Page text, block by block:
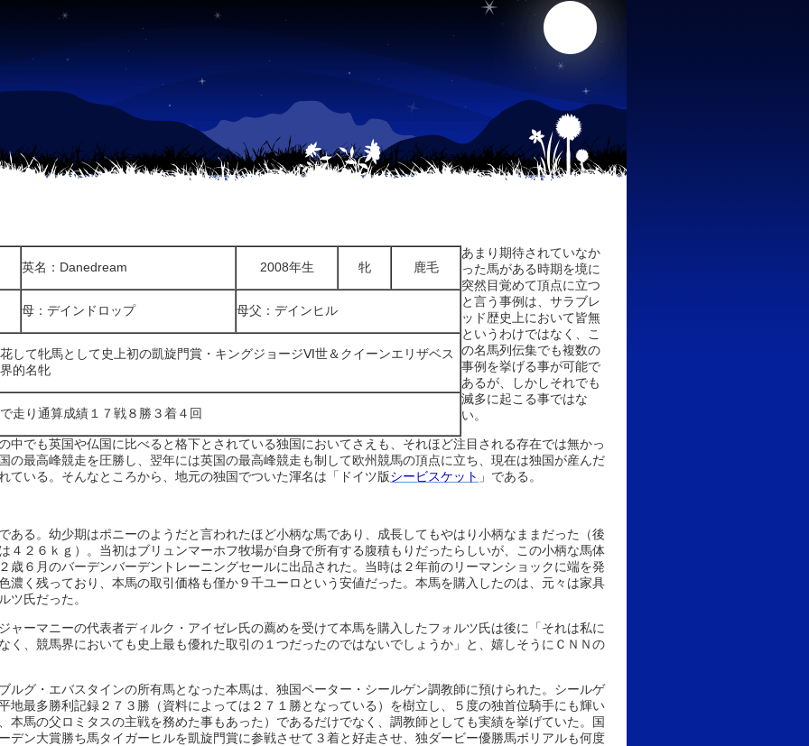
英名：Danedream 2008年生 牝 鹿毛
母：デインドロップ 母父：デインヒル
して牝馬として史上初の凱旋門賞・キングジョージⅥ世＆クイーンエリザベス
的名牝
走り通算成績１７戦８勝３着４回
あまり期待されていなか
った馬がある時期を境に
突然目覚めて頂点に立つ
と言う事例は、サラブレ
ッド歴史上において皆無
というわけではなく、こ
の名馬列伝集でも複数の
事例を挙げる事が可能で
あるが、しかしそれでも
滅多に起こる事ではな
い。
中でも英国や仏国に比べると格下とされている独国においてさえも、それほど注目される存在では無かっ
の最高峰競走を圧勝し、翌年には英国の最高峰競走も制して欧州競馬の頂点に立ち、現在は独国が産んだ
ている。そんなところから、地元の独国でついた渾名は「ドイツ版シービスケット 」である。
ある。幼少期はポニーのようだと言われたほど小柄な馬であり、成長してもやはり小柄なままだった（後
４２６ｋｇ）。当初はブリュンマーホフ牧場が自身で所有する腹積もりだったらしいが、この小柄な馬体
歳６月のバーデンバーデントレーニングセールに出品された。当時は２年前のリーマンショックに端を発
濃く残っており、本馬の取引価格も僅か９千ユーロという安値だった。本馬を購入したのは、元々は家具
ツ氏だった。
ャーマニーの代表者ディルク・アイゼレ氏の薦めを受けて本馬を購入したフォルツ氏は後に「それは私に
く、競馬界においても史上最も優れた取引の１つだったのではないでしょうか」と、嬉しそうにＣＮＮの
ルグ・エバスタインの所有馬となった本馬は、独国ペーター・シールゲン調教師に預けられた。シールゲ
地最多勝利記録２７３勝（資料によっては２７１勝となっている）を樹立し、５度の独首位騎手にも輝い
本馬の父ロミタスの主戦を務めた事もあった）であるだけでなく、調教師としても実績を挙げていた。国
デン大賞勝ち馬タイガーヒルを凱旋門賞に参戦させて３着と好走させ、独ダービー優勝馬ボリアルも何度